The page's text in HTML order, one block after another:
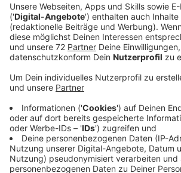
Anzeige
Unbekannte waren bei einer Frau mit
in ihrem Namen Waren im Wert von 4
hat und für die Ermittlungen müsse sie
samt PIN übergeben benötige.
redete einer der Betrüger am Telefon
bis diese Karte und PIN schließlich an
übergab. Damit wurde Bargeld im
abgehoben.